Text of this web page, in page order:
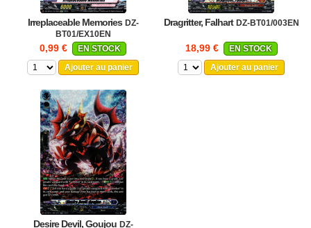
Irreplaceable Memories DZ-
BT01/EX10EN
0,99 €
EN STOCK
Ajouter au panier
Dragritter, Falhart DZ-BT01/003EN
18,99 €
EN STOCK
Ajouter au panier
Desire Devil, Goujou DZ-